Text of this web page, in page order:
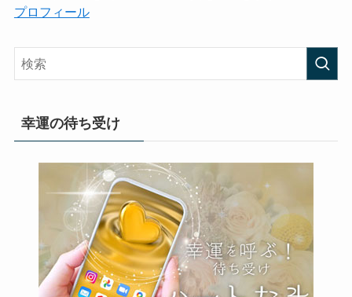
プロフィール
幸運の待ち受け